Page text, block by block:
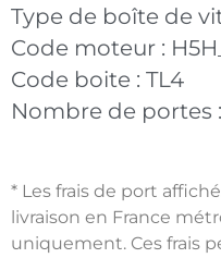
Type de boîte de
Code moteur :
Code boite : TL4
Nombre de portes :
* Les frais de port
livraison en France
uniquement. Ces frais